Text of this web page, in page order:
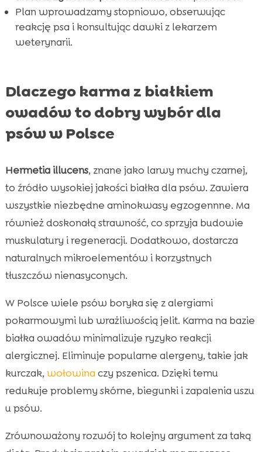
Plan wprowadzamy stopniowo, obserwując
reakcję psa i konsultując dawki z lekarzem
weterynarii.
Dlaczego karma z białkiem
owadów to dobry wybór dla
psów w Polsce
Hermetia illucens, znane jako larwy muchy czarnej,
to źródło wysokiej jakości białka dla psów. Zawiera
wszystkie niezbędne aminokwasy egzogennne. Ma
również doskonałą strawność, co sprzyja budowie
muskulatury i regeneracji. Dodatkowo, dostarcza
naturalnych mikroelementów i korzystnych
tłuszczów nienasyconych.
W Polsce wiele psów boryka się z alergiami
pokarmowymi lub wrażliwością jelit. Karma na bazie
białka owadów minimalizuje ryzyko reakcji
alergicznej. Eliminuje popularne alergeny, takie jak
kurczak, wołowina czy pszenica. Dzięki temu
redukuje problemy skórne, biegunki i zapalenia uszu
u psów.
Zrównoważony rozwój to kolejny argument za taką